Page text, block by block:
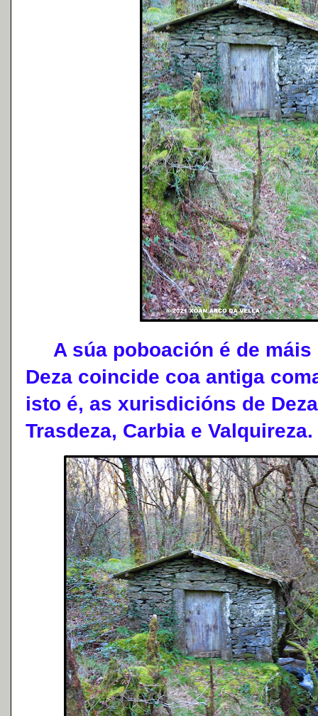
A súa poboación é de máis
Deza coincide coa antiga
isto é, as xurisdicións de
Trasdeza, Carbia e Valquireza.